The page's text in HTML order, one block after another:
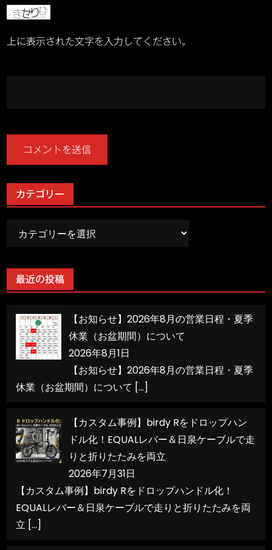
上に表示された文字を入力してください。
カテゴリー
リ
ー
最近の投稿
【お知らせ】2026年8月の営業日程・夏季
休業（お盆期間）について
2026年8月1日
【お知らせ】2026年8月の営業日程・夏季
休業（お盆期間）について […]
【カスタム事例】birdy Rをドロップハン
ドル化！EQUALレバー＆日泉ケーブルで走
りと折りたたみを両立
2026年7月31日
【カスタム事例】birdy Rをドロップハンドル化！
EQUALレバー＆日泉ケーブルで走りと折りたたみを両
立 […]